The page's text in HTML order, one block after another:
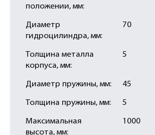
положении, мм:
Диаметр
гидроцилиндра, мм:
70
Толщина металла
корпуса, мм:
5
Диаметр пружины, мм: 45
Толщина пружины, мм: 5
Максимальная
высота, мм:
1000